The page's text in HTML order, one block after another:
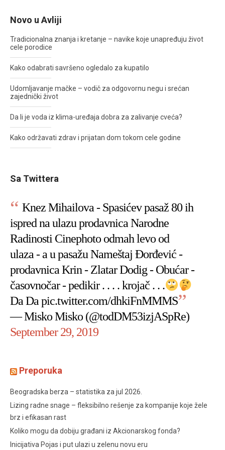
Novo u Avliji
Tradicionalna znanja i kretanje – navike koje unapređuju život
cele porodice
Kako odabrati savršeno ogledalo za kupatilo
Udomljavanje mačke – vodič za odgovornu negu i srećan
zajednički život
Da li je voda iz klima-uređaja dobra za zalivanje cveća?
Kako održavati zdrav i prijatan dom tokom cele godine
Sa Twittera
Knez Mihailova - Spasićev pasaž 80 ih
ispred na ulazu prodavnica Narodne
Radinosti Cinephoto odmah levo od
ulaza - a u pasažu Nameštaj Đorđević -
prodavnica Krin - Zlatar Dodig - Obućar -
časovnočar - pedikir . . . . krojač . . .
Da Dapic.twitter.com/dhkiFnMMMS
— Misko Misko (@todDM53izjASpRe)
September 29, 2019
Preporuka
Beogradska berza – statistika za jul 2026.
Lizing radne snage – fleksibilno rešenje za kompanije koje žele
brz i efikasan rast
Koliko mogu da dobiju građani iz Akcionarskog fonda?
Inicijativa Pojas i put ulazi u zelenu novu eru